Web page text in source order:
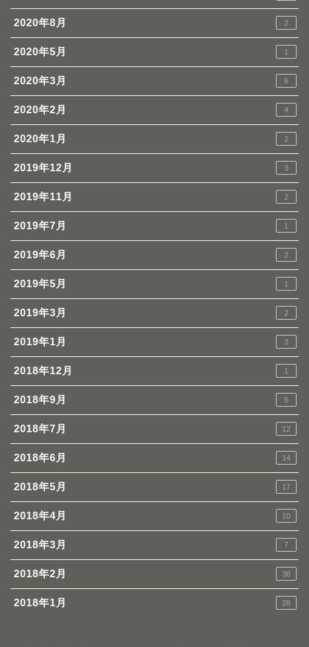
2020年8月 2
2020年5月 1
2020年3月 6
2020年2月 4
2020年1月 2
2019年12月 3
2019年11月 2
2019年7月 1
2019年6月 2
2019年5月 1
2019年3月 2
2019年1月 3
2018年12月 1
2018年9月 6
2018年7月 12
2018年6月 14
2018年5月 17
2018年4月 10
2018年3月 7
2018年2月 38
2018年1月 28